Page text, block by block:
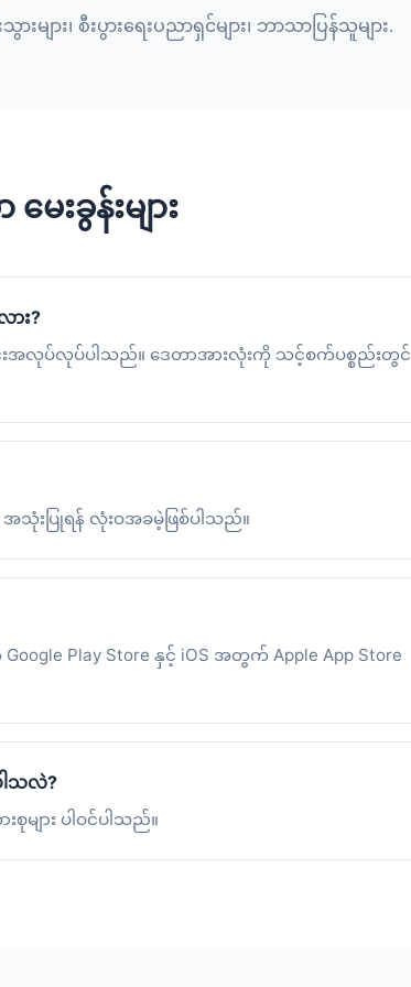
းများ၊ စီးပွားရေးပညာရှင်များ၊ ဘာသာပြန်သူများ.
ေးခွန်းများ
း?
အလုပ်လုပ်ပါသည်။ ဒေတာအားလုံးကို သင့်စက်ပစ္စည်းတွင်
းပြုရန် လုံးဝအခမဲ့ဖြစ်ပါသည်။
Play Store နှင့် iOS အတွက် Apple App Store
ါသလဲ?
များ ပါဝင်ပါသည်။